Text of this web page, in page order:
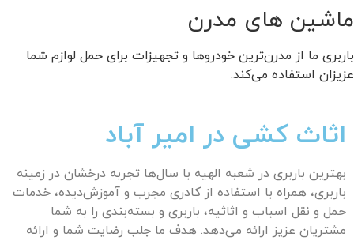
ماشین های مدرن
باربری ما از مدرن‌ترین خودروها و تجهیزات برای حمل لوازم شما
عزیزان استفاده می‌کند.
اثاث کشی در امیر آباد
بهترین باربری در شعبه الهیه با سال‌ها تجربه درخشان در زمینه
باربری، همراه با استفاده از کادری مجرب و آموزش‌دیده، خدمات
حمل و نقل اسباب و اثاثیه، باربری و بسته‌بندی را به شما
مشتریان عزیز ارائه می‌دهد. هدف ما جلب رضایت شما و ارائه